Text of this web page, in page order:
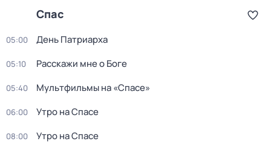
Спас
05:00 День Патриарха
05:10 Расскажи мне о Боге
05:40 Мультфильмы на «Спасе»
06:00 Утро на Спасе
08:00 Утро на Спасе